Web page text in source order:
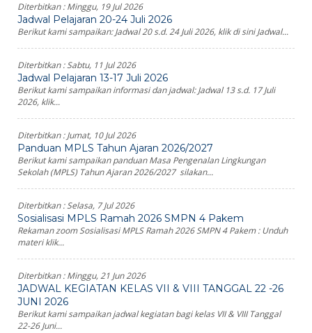
Diterbitkan :Minggu, 19 Jul 2026
Jadwal Pelajaran 20-24 Juli 2026
Berikut kami sampaikan: Jadwal 20 s.d. 24 Juli 2026, klik di sini Jadwal...
Diterbitkan :Sabtu, 11 Jul 2026
Jadwal Pelajaran 13-17 Juli 2026
Berikut kami sampaikan informasi dan jadwal: Jadwal 13 s.d. 17 Juli
2026, klik...
Diterbitkan :Jumat, 10 Jul 2026
Panduan MPLS Tahun Ajaran 2026/2027
Berikut kami sampaikan panduan Masa Pengenalan Lingkungan
Sekolah (MPLS) Tahun Ajaran 2026/2027 silakan...
Diterbitkan :Selasa, 7 Jul 2026
Sosialisasi MPLS Ramah 2026 SMPN 4 Pakem
Rekaman zoom Sosialisasi MPLS Ramah 2026 SMPN 4 Pakem : Unduh
materi klik...
Diterbitkan :Minggu, 21 Jun 2026
JADWAL KEGIATAN KELAS VII & VIII TANGGAL 22 -26
JUNI 2026
Berikut kami sampaikan jadwal kegiatan bagi kelas VII & VIII Tanggal
22-26 Juni...